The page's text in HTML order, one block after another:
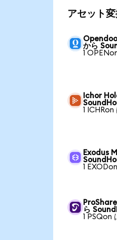
アセット
から
1
Ichor
1
Exodus
1
ら
1 PSQon